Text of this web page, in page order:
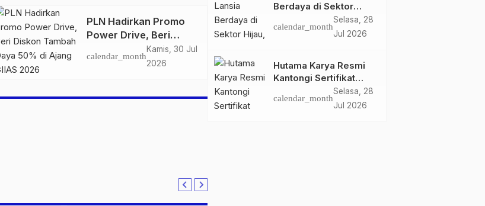
PLN Hadirkan Promo
Power Drive, Beri
Diskon Tambah Daya
50% di Ajang GIIAS
calendar_month
Kamis, 30 Jul
2026
Berdaya di Sektor
Hijau, Pertamina EP
Jambi Gagas
calendar_month
Selasa, 28
Jul 2026
Hutama Karya Resmi
Kantongi Sertifikat
Persetujuan Laik
Fungsi Struktur
calendar_month
Selasa, 28
Jul 2026